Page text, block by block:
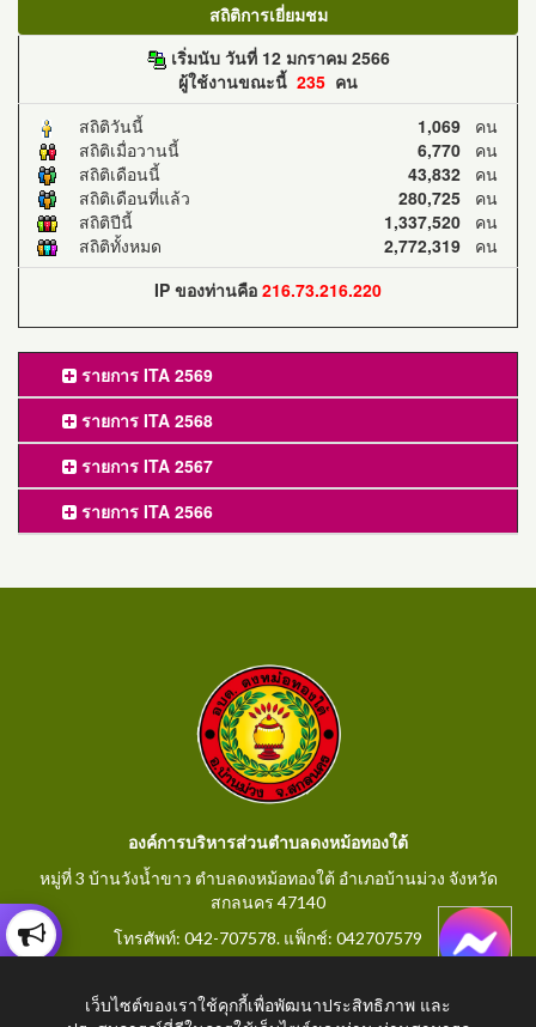
สถิติการเยี่ยมชม
เริ่มนับ วันที่ 12 มกราคม 2566
ผู้ใช้งานขณะนี้ 235 คน
สถิติวันนี้
1,069 คน
สถิติเมื่อวานนี้
6,770 คน
สถิติเดือนนี้
43,832 คน
สถิติเดือนที่แล้ว
280,725 คน
สถิติปีนี้
1,337,520 คน
สถิติทั้งหมด
2,772,319 คน
IP ของท่านคือ 216.73.216.220
รายการ ITA 2569
รายการ ITA 2568
รายการ ITA 2567
รายการ ITA 2566
องค์การบริหารส่วนตำบลดงหม้อทองใต้
หมู่ที่ 3 บ้านวังน้ำขาว ตำบลดงหม้อทองใต้ อำเภอบ้านม่วง จังหวัด
สกลนคร 47140
โทรศัพท์: 042-707578. แฟ็กช์: 042707579
เว็บไซต์ของเราใช้คุกกี้เพื่อพัฒนาประสิทธิภาพ และ